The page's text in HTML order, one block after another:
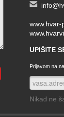
www.hvar-
UPIŠITE
Prijavom na
Nikad ne